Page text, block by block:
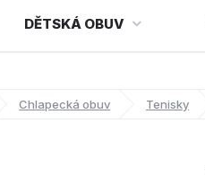
DĚTSKÁ OBUV
Chlapecká obuv Tenisky